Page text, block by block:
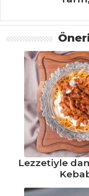
Patates Çorbası
Tarifi, Nasıl
Kırşehir Usulü
Yoğurt Çorbası
Tarifi, Nasıl
Erişte Aşı
Nasıl Yapılır?
Çorbalar Tüm
Tarifleri
HAMUR
Lezzetiyle